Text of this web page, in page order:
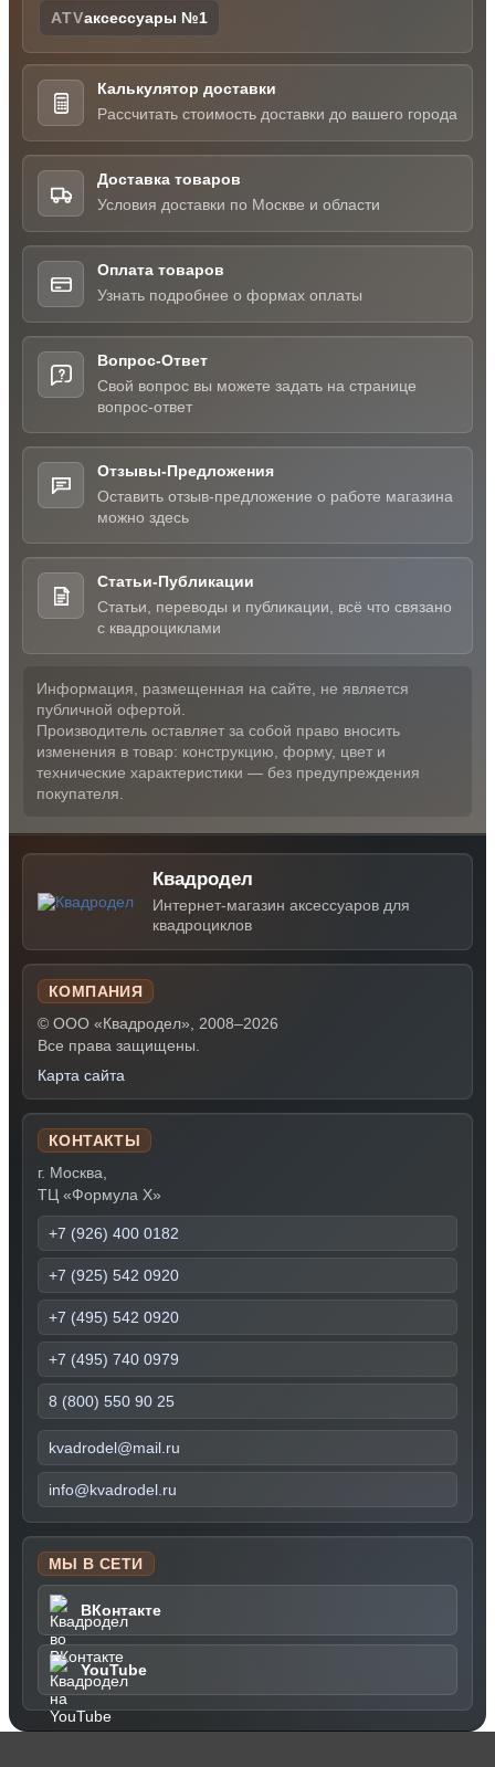
ATVаксессуары №1
Калькулятор доставки
Рассчитать стоимость доставки до вашего города
Доставка товаров
Условия доставки по Москве и области
Оплата товаров
Узнать подробнее о формах оплаты
Вопрос-Ответ
Свой вопрос вы можете задать на странице
вопрос-ответ
Отзывы-Предложения
Оставить отзыв-предложение о работе магазина
можно здесь
Статьи-Публикации
Статьи, переводы и публикации, всё что связано
с квадроциклами
Информация, размещенная на сайте, не является
публичной офертой.
Производитель оставляет за собой право вносить
изменения в товар: конструкцию, форму, цвет и
технические характеристики — без предупреждения
покупателя.
Квадродел
Интернет-магазин аксессуаров для
квадроциклов
КОМПАНИЯ
© ООО «Квадродел», 2008–2026
Все права защищены.
Карта сайта
КОНТАКТЫ
г. Москва,
ТЦ «Формула Х»
+7 (926) 400 0182
+7 (925) 542 0920
+7 (495) 542 0920
+7 (495) 740 0979
8 (800) 550 90 25
kvadrodel@mail.ru
info@kvadrodel.ru
МЫ В СЕТИ
ВКонтакте
YouTube